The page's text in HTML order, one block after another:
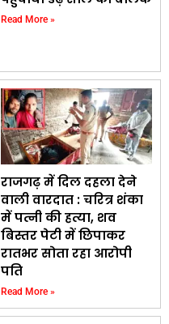
Read More »
राजगढ़ में दिल दहला देने
वाली वारदात : चरित्र शंका
में पत्नी की हत्या, शव
बिस्तर पेटी में छिपाकर
रातभर सोता रहा आरोपी
पति
Read More »